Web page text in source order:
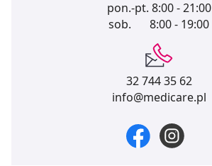
pon.-pt. 8:00 - 21:00
sob.
8:00 - 19:00
32 744 35 62
info@medicare.pl